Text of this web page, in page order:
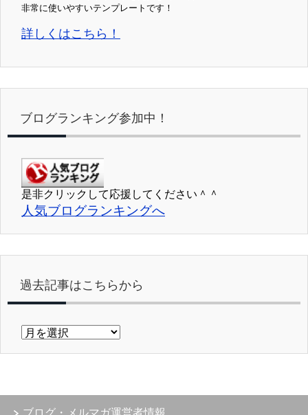
非常に使いやすいテンプレートです！
詳しくはこちら！
ブログランキング参加中！
是非クリックして応援してください＾＾
人気ブログランキングへ
過去記事はこちらから
過